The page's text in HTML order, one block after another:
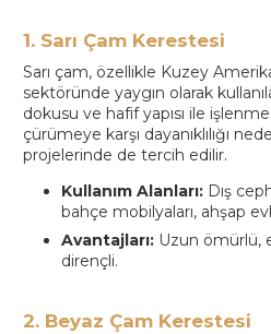
1. Sarı Çam Kerestesi
Sarı çam, özellikle Kuzey
sektöründe yaygın olarak
dokusu ve hafif yapısı ile
çürümeye karşı dayanıklılığı
projelerinde de tercih edilir.
Kullanım Alanları: Dış
bahçe mobilyaları, ahşap
Avantajları: Uzun ömürlü,
dirençli.
2. Beyaz Çam Kerestesi